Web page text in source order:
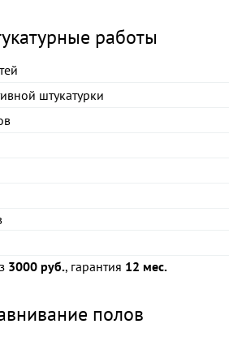
работы
штукатурки
3000 руб., гарантия 12 мес.
полов